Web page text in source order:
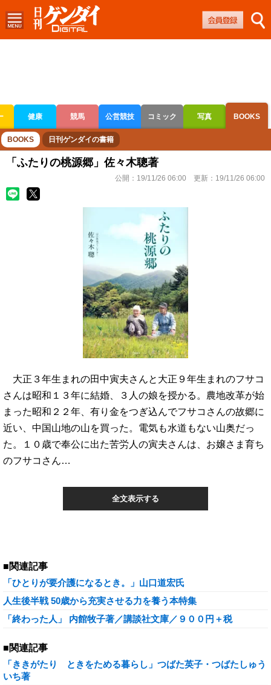
健康 競馬 公営競技 コミック 写真 BOOKS
ボートレース 競輪 オートレース
BOOKS 日刊ゲンダイの書籍
「ふたりの桃源郷」佐々木聰著
公開： 19/11/26 06:00 更新： 19/11/26 06:00
大正３年生まれの田中寅夫さんと大正９年生まれのフサコ
さんは昭和１３年に結婚、３人の娘を授かる。農地改革が始
まった昭和２２年、有り金をつぎ込んでフサコさんの故郷に
近い、中国山地の山を買った。電気も水道もない山奥だっ
た。１０歳で奉公に出た苦労人の寅夫さんは、お嬢さま育ち
のフサコさん…
全文表示する
■関連記事
「ひとりが要介護になるとき。」山口道宏氏
人生後半戦 50歳から充実させる力を養う本特集
「終わった人」 内館牧子著／講談社文庫／９００円＋税
■関連記事
「ききがたり ときをためる暮らし」つばた英子・つばたしゅう
いち著